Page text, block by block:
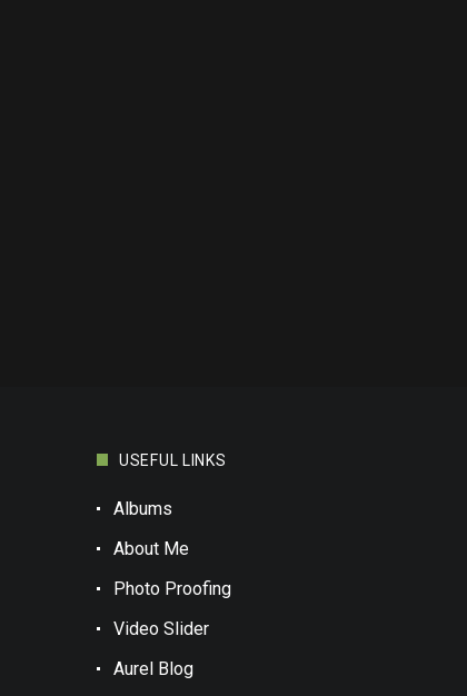
USEFUL LINKS
Albums
About Me
Photo Proofing
Video Slider
Aurel Blog